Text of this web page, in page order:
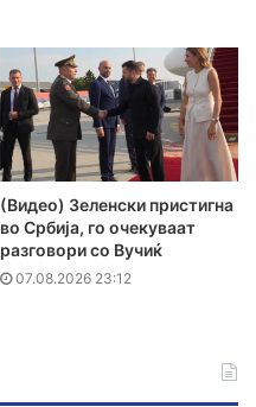
(Видео) Зеленски пристигна
во Србија, го очекуваат
разговори со Вучиќ
07.08.2026 23:12